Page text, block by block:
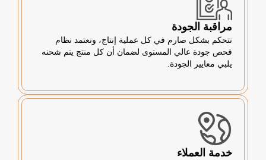
مراقبة الجودة
نتحكم بشكل صارم في كل عملية إنتاج، ونعتمد نظام
فحص جودة عالي المستوى لضمان أن كل منتج يتم شحنه
يلبي معايير الجودة.
خدمة العملاء